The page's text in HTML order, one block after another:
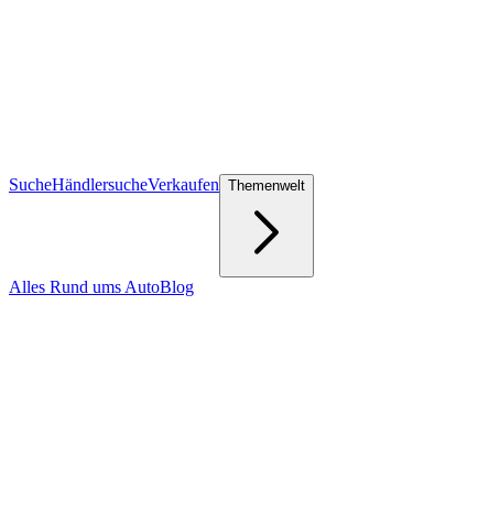
SucheHändlersucheVerkaufen Themenwelt
Alles Rund ums AutoBlog